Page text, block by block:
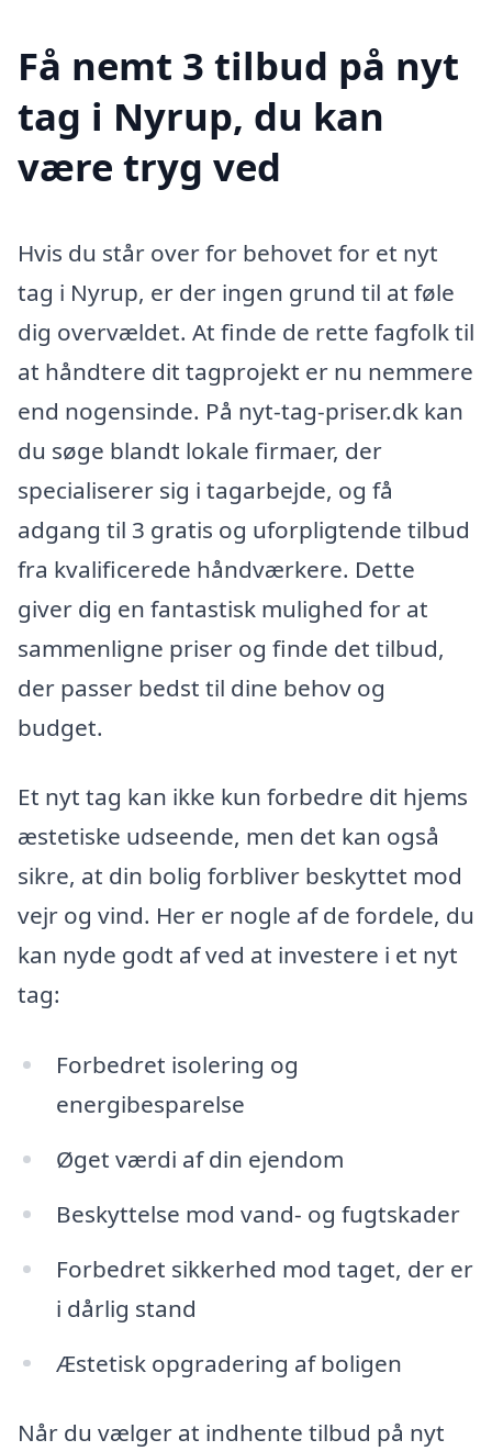
Få nemt 3 tilbud på nyt
tag i Nyrup, du kan
være tryg ved
Hvis du står over for behovet for et nyt
tag i Nyrup, er der ingen grund til at føle
dig overvældet. At finde de rette fagfolk til
at håndtere dit tagprojekt er nu nemmere
end nogensinde. På nyt-tag-priser.dk kan
du søge blandt lokale firmaer, der
specialiserer sig i tagarbejde, og få
adgang til 3 gratis og uforpligtende tilbud
fra kvalificerede håndværkere. Dette
giver dig en fantastisk mulighed for at
sammenligne priser og finde det tilbud,
der passer bedst til dine behov og
budget.
Et nyt tag kan ikke kun forbedre dit hjems
æstetiske udseende, men det kan også
sikre, at din bolig forbliver beskyttet mod
vejr og vind. Her er nogle af de fordele, du
kan nyde godt af ved at investere i et nyt
tag:
Forbedret isolering og
energibesparelse
Øget værdi af din ejendom
Beskyttelse mod vand- og fugtskader
Forbedret sikkerhed mod taget, der er
i dårlig stand
Æstetisk opgradering af boligen
Når du vælger at indhente tilbud på nyt